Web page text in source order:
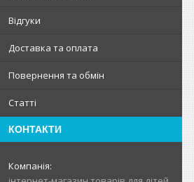
Відгуки
Доставка та оплата
Повернення та обмін
Статті
КОНТАКТИ